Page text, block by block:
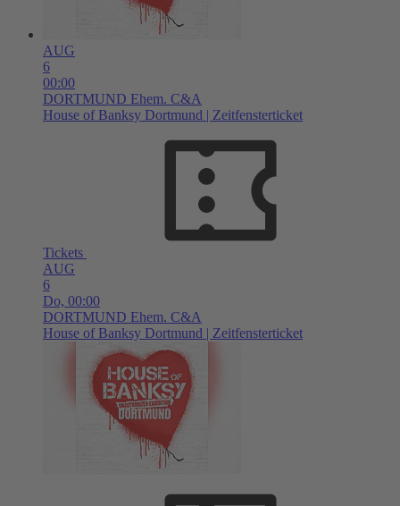
AUG
6
00:00
DORTMUND Ehem. C&A
House of Banksy Dortmund | Zeitfensterticket
Tickets
AUG
6
Do, 00:00
DORTMUND Ehem. C&A
House of Banksy Dortmund | Zeitfensterticket